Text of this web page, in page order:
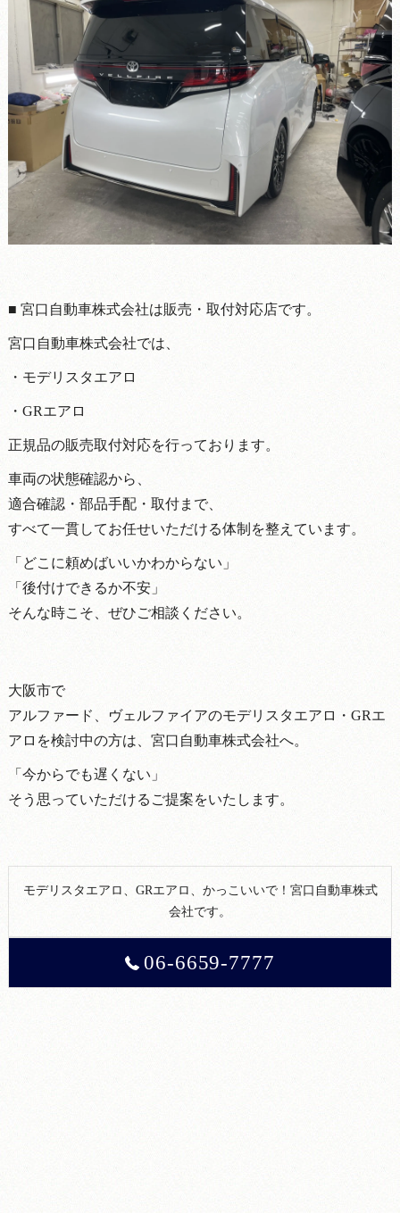
■ 宮口自動車株式会社は販売・取付対応店です。
宮口自動車株式会社では、
・モデリスタエアロ
・GRエアロ
正規品の販売取付対応を行っております。
車両の状態確認から、
適合確認・部品手配・取付まで、
すべて一貫してお任せいただける体制を整えています。
「どこに頼めばいいかわからない」
「後付けできるか不安」
そんな時こそ、ぜひご相談ください。
大阪市で
アルファード、ヴェルファイアのモデリスタエアロ・GRエ
アロを検討中の方は、宮口自動車株式会社へ。
「今からでも遅くない」
そう思っていただけるご提案をいたします。
モデリスタエアロ、GRエアロ、かっこいいで！宮口自動車株式
会社です。
06-6659-7777